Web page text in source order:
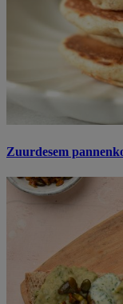
Zuurdesem